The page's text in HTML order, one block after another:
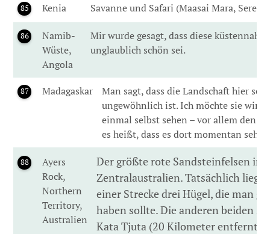
85 Kenia Savanne und Safari (Maasai Mara,
86
Namib-
Wüste,
Angola
Mir wurde gesagt, dass diese küstennahe
unglaublich schön sei.
87 Madagaskar
Man sagt, dass die Landschaft hier sehr
ungewöhnlich ist. Ich möchte sie
einmal selbst sehen – vor allem den
es heißt, dass es dort momentan sehr
88
Ayers
Rock,
Northern
Territory,
Australien
Der größte rote Sandsteinfelsen in
Zentralaustralien. Tatsächlich
einer Strecke drei Hügel, die man
haben sollte. Die anderen beiden
Kata Tjuta (20 Kilometer entfernt)